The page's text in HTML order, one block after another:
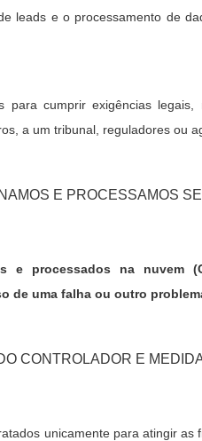
leads e o processamento de
para cumprir exigências
a um tribunal, reguladores ou
E PROCESSAMOS
e processados na nuvem
de uma falha ou outro
CONTROLADOR E
unicamente para atingir as